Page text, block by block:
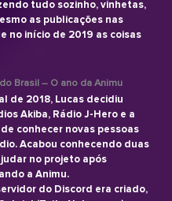
tudo sozinho, vinhetas,
as publicações nas
no início de 2019 as coisas
Brasil – O ano da Animu
de 2018, Lucas decidiu
Akiba, Rádio J-Hero e a
conhecer novas pessoas
Acabou conhecendo duas
no projeto após
a Animu.
do Discord era criado,